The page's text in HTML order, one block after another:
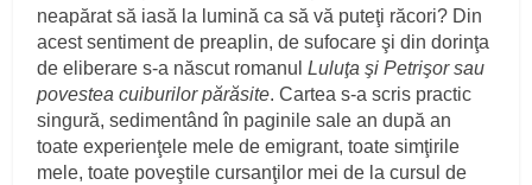
neapărat să iasă la lumină ca să vă puteţi răcori? Din
acest sentiment de preaplin, de sufocare şi din dorinţa
de eliberare s-a născut romanulLuluţa şi Petrişor sau
povestea cuiburilor părăsite. Cartea s-a scris practic
singură, sedimentând în paginile sale an după an
toate experienţele mele de emigrant, toate simţirile
mele, toate poveştile cursanţilor mei de la cursul de